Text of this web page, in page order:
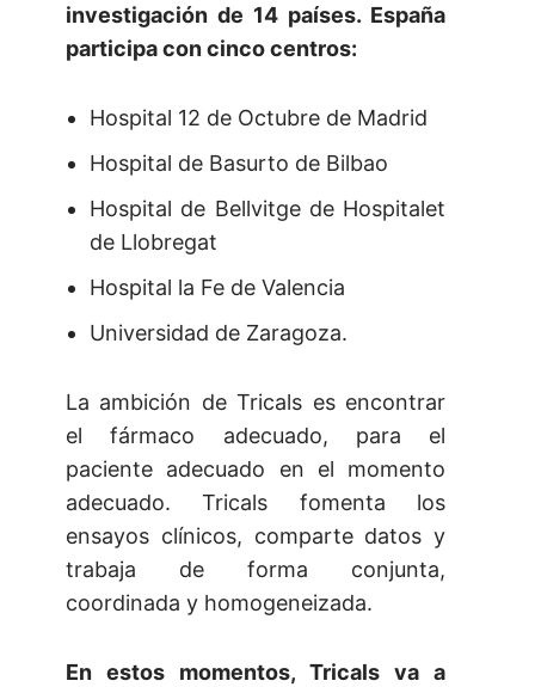
investigación de 14 países. España
participa con cinco centros:
Hospital 12 de Octubre de Madrid
Hospital de Basurto de Bilbao
Hospital de Bellvitge de Hospitalet
de Llobregat
Hospital la Fe de Valencia
Universidad de Zaragoza.
La ambición de Tricals es encontrar
el fármaco adecuado, para el
paciente adecuado en el momento
adecuado. Tricals fomenta los
ensayos clínicos, comparte datos y
trabaja de forma conjunta,
coordinada y homogeneizada.
En estos momentos, Tricals va a